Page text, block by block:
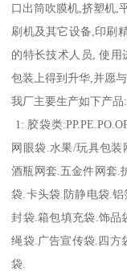
口出筒吹膜机,挤塑机,
刷机及其它设备,印刷
的特长技术人员, 使
包装上得到升华,并愿
我厂主要生产如下产品:
1: 胶袋类
网眼袋.水果/玩具包装
酒瓶网套.五金件网套.
袋.卡头袋.防静电袋.
封袋.箱包填充袋.饰品
绳袋.广告宣传袋.四方
袋.